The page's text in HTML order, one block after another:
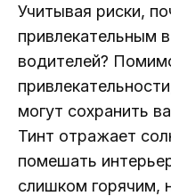
Учитывая риски,
привлекательным
водителей?
могут сохранить
Тинт отражает
помешать
слишком горячим,